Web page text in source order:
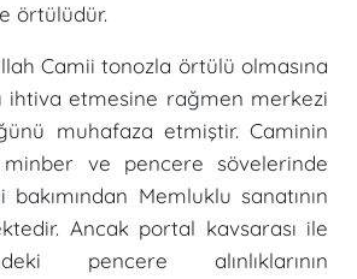
örtülüdür.
Camii tonozla örtülü olmasına
ihtiva etmesine rağmen merkezi
muhafaza etmiştir. Caminin
ve pencere sövelerinde
Memluklu sanatının
Ancak portal kavsarası ile
pencere alınlıklarının